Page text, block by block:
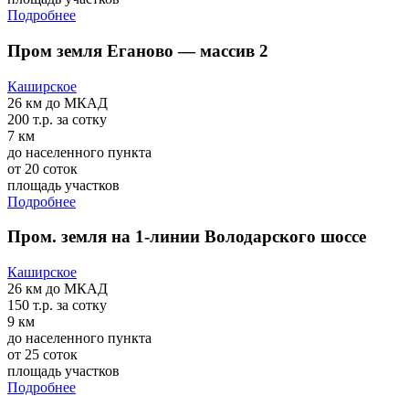
Подробнее
Пром земля Еганово — массив 2
Каширское
26 км до МКАД
200 т.р. за сотку
7 км
до населенного пункта
от 20 соток
площадь участков
Подробнее
Пром. земля на 1-линии Володарского шоссе
Каширское
26 км до МКАД
150 т.р. за сотку
9 км
до населенного пункта
от 25 соток
площадь участков
Подробнее